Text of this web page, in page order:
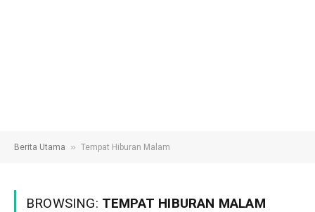
Berita Utama » Tempat Hiburan Malam
BROWSING: TEMPAT HIBURAN MALAM